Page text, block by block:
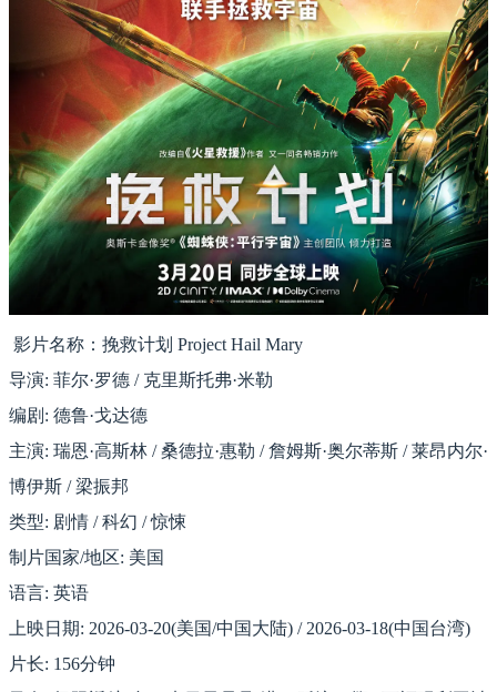
影片名称：挽救计划 Project Hail Mary
导演: 菲尔·罗德 / 克里斯托弗·米勒
编剧: 德鲁·戈达德
主演: 瑞恩·高斯林 / 桑德拉·惠勒 / 詹姆斯·奥尔蒂斯 / 莱昂内尔·
博伊斯 / 梁振邦
类型: 剧情 / 科幻 / 惊悚
制片国家/地区: 美国
语言: 英语
上映日期: 2026-03-20(美国/中国大陆) / 2026-03-18(中国台湾)
片长: 156分钟